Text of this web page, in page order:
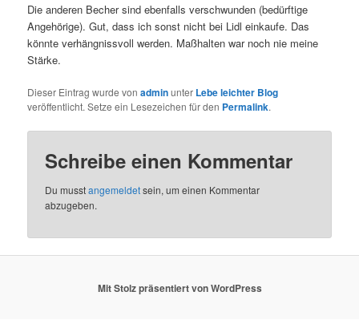
Die anderen Becher sind ebenfalls verschwunden (bedürftige
Angehörige). Gut, dass ich sonst nicht bei Lidl einkaufe. Das
könnte verhängnissvoll werden. Maßhalten war noch nie meine
Stärke.
Dieser Eintrag wurde vonadminunter Lebe leichter Blog
veröffentlicht. Setze ein Lesezeichen für den Permalink.
Schreibe einen Kommentar
Du musstangemeldetsein, um einen Kommentar
abzugeben.
Mit Stolz präsentiert von WordPress